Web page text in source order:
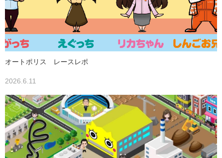
オートポリス レースレポ
2026.6.11